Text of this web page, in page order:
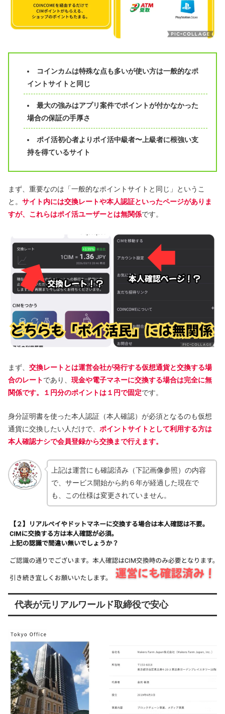
コインカムは特殊な点も多いが使い方は一般的なポ
イントサイトと同じ
最大の強みはアプリ案件でポイントが付かなかった
場合の保証の手厚さ
ポイ活初心者よりポイ活中級者〜上級者に根強い支
持を得ているサイト
まず、重要なのは「一般的なポイントサイトと同じ」というこ
と。 サイト内には交換レートや本人認証といったページがありま
すが、これらはポイ活ユーザーとは無関係です。
まず、 交換レートとは運営会社が発行する仮想通貨と交換する場
合のレートであり、 現金や電子マネーに交換する場合は完全に無
関係です。１円分のポイントは１円で固定です。
身分証明書を使った本人認証（本人確認）が必須となるのも仮想
通貨に交換したい人だけで、 ポイントサイトとして利用する方は
本人確認ナシで会員登録から交換まで行えます。
上記は運営にも確認済み（下記画像参照）の内容
で、サービス開始から約６年が経過した現在で
も、この仕様は変更されていません。
代表が元リアルワールド取締役で安心